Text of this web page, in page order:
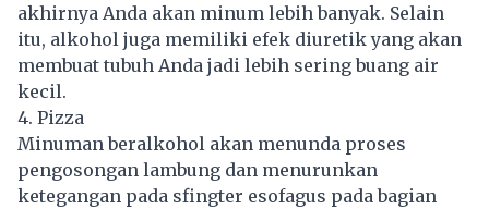
akhirnya Anda akan minum lebih banyak. Selain
itu, alkohol juga memiliki efek diuretik yang akan
membuat tubuh Anda jadi lebih sering buang air
kecil.
4. Pizza
Minuman beralkohol akan menunda proses
pengosongan lambung dan menurunkan
ketegangan pada sfingter esofagus pada bagian